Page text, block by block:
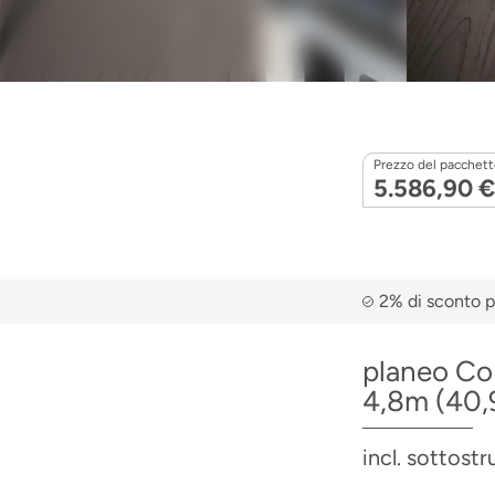
Prezzo del
5.586,90 €
2% di sconto
planeo
4,8m
incl.